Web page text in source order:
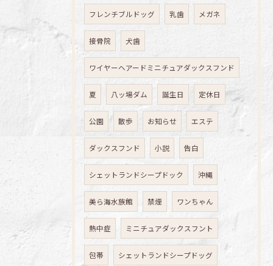
フレンチブルドッグ 乳歯 メガネ
接骨院 犬歯
ワイヤーヘアードミニチュアダックスフンド
夏 八ッ場ダム 誕生日 定休日
公園 散歩 お知らせ エステ
ダックスフンド 小説 告白
シェットランドシープドック 沖縄
美ら海水族館 禁煙 ワンちゃん
熱中症 ミニチュアダックスフント
包帯 シェットランドシープドッグ